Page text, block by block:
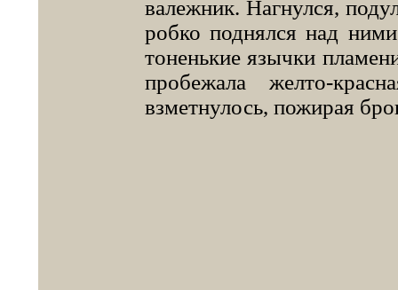
валежник. Нагнулся,
робко поднялся над
тоненькие язычки
пробежала желто-
взметнулось, пожирая